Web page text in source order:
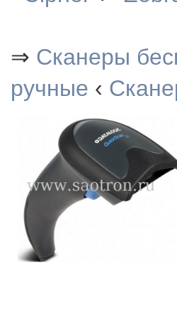
⇒ Сканеры
ручные ‹